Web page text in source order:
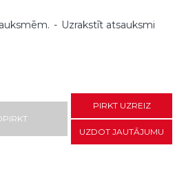
- Uzrakstīt atsauksmi
PIRKT UZREIZ
UZDOT JAUTĀJUMU